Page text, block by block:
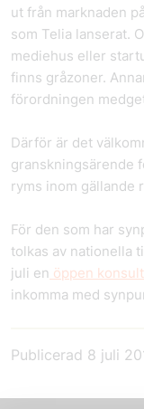
ut från marknaden
som Telia lanserat.
mediehus eller
finns gråzoner.
förordningen
Därför är det
granskningsärende
ryms inom gällande
För den som har
tolkas av nationella
juli en öppen
inkomma med
Publicerad 8 juli